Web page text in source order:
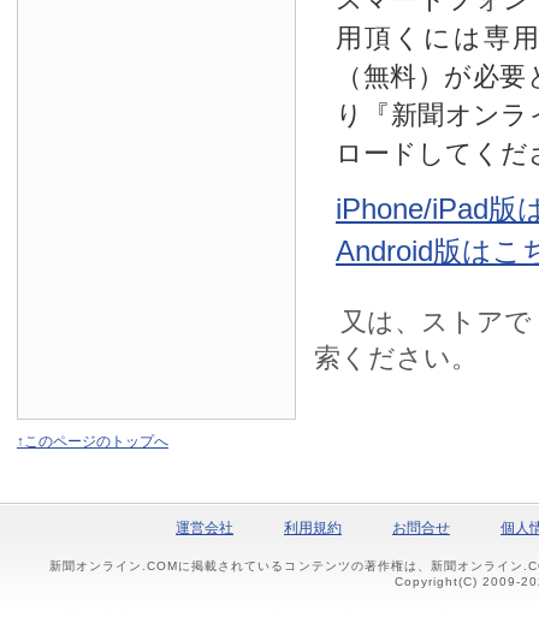
用頂くには専
（無料）が必
り『新聞オン
ロードしてくだ
iPhone/iPad版
Android版はこ
又は、ストアで
索ください。
↑このページのトップへ
運営会社 利用規約 お問合せ 個人
新聞オンライン.COMに掲載されているコンテンツの著作権は、新聞オンライン
Copyright(C) 2009-